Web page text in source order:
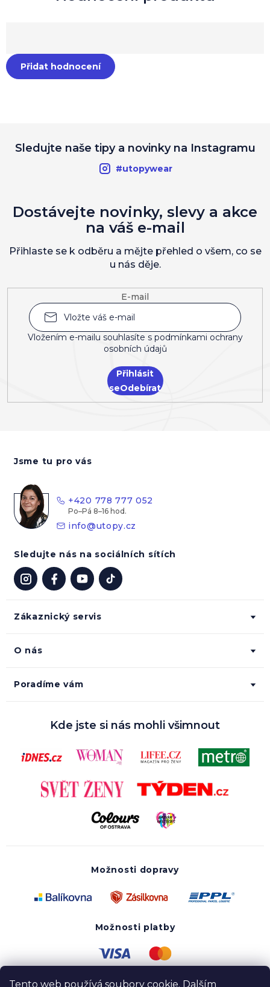
Tento web používá soubory cookie. Dalším
Přidat hodnocení
Sledujte naše tipy a novinky na Instagramu
#utopywear
E-mail
Vložením e-mailu souhlasíte s podmínkami ochrany
osobních údajů
Přihlásit
se
Dostávejte novinky, slevy a akce
na váš e-mail
Přihlaste se k odběru a mějte přehled o všem, co se
u nás děje.
Zákaznický servis
O nás
Poradíme vám
Jsme tu pro vás
+420 778 777 052
info@utopy.cz
Sledujte nás na sociálních sítích
Kde jste si nás mohli všimnout
Možnosti dopravy
Možnosti platby